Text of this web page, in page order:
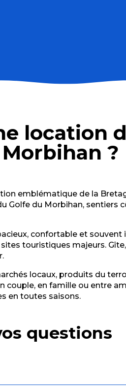
location
?
emblématique de la
Golfe du Morbihan, sentiers
confortable et souvent
touristiques majeurs.
locaux, produits du
en famille ou entre
en toutes saisons.
questions